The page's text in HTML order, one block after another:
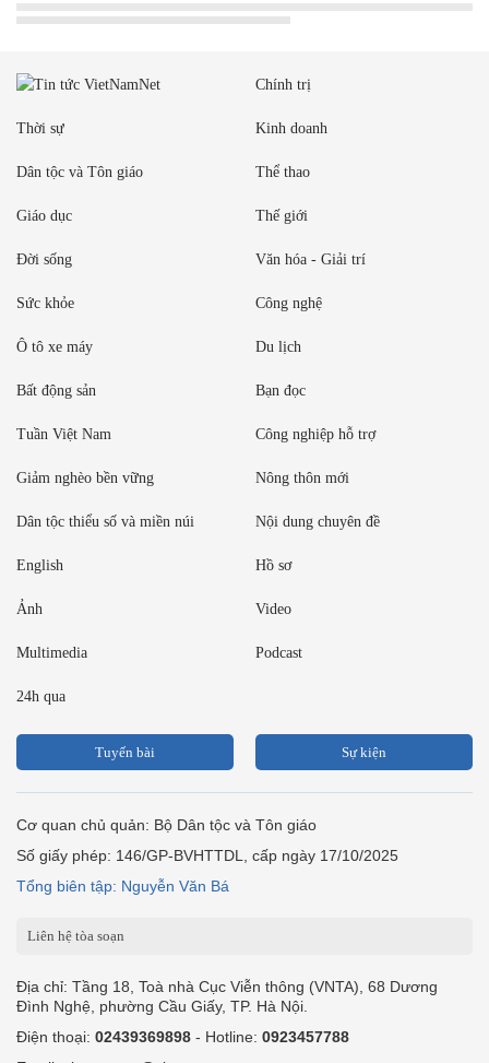
Chính trị
Thời sự Kinh doanh
Dân tộc và Tôn giáo Thể thao
Giáo dục Thế giới
Đời sống Văn hóa - Giải trí
Sức khỏe Công nghệ
Ô tô xe máy Du lịch
Bất động sản Bạn đọc
Tuần Việt Nam Công nghiệp hỗ trợ
Giảm nghèo bền vững Nông thôn mới
Dân tộc thiểu số và miền núi Nội dung chuyên đề
English Hồ sơ
Ảnh Video
Multimedia Podcast
24h qua
Tuyến bài Sự kiện
Cơ quan chủ quản: Bộ Dân tộc và Tôn giáo
Số giấy phép: 146/GP-BVHTTDL, cấp ngày 17/10/2025
Tổng biên tập: Nguyễn Văn Bá
Liên hệ tòa soạn
Địa chỉ: Tầng 18, Toà nhà Cục Viễn thông (VNTA), 68 Dương
Đình Nghệ, phường Cầu Giấy, TP. Hà Nội.
Điện thoại: 02439369898 - Hotline: 0923457788